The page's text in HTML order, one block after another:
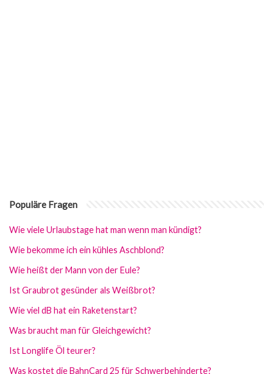
Populäre Fragen
Wie viele Urlaubstage hat man wenn man kündigt?
Wie bekomme ich ein kühles Aschblond?
Wie heißt der Mann von der Eule?
Ist Graubrot gesünder als Weißbrot?
Wie viel dB hat ein Raketenstart?
Was braucht man für Gleichgewicht?
Ist Longlife Öl teurer?
Was kostet die BahnCard 25 für Schwerbehinderte?